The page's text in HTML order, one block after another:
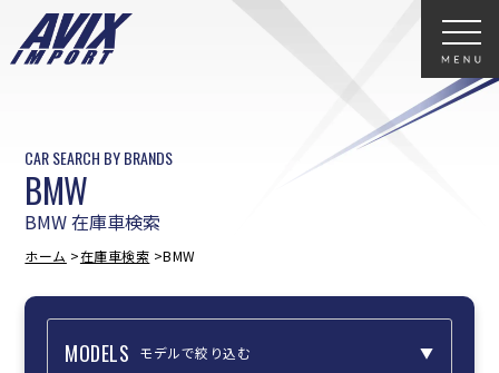
BMW 在庫車検索
CAR SEARCH BY BRANDS
BMW
ホーム 在庫車検索 BMW
MODELS モデルで絞り込む